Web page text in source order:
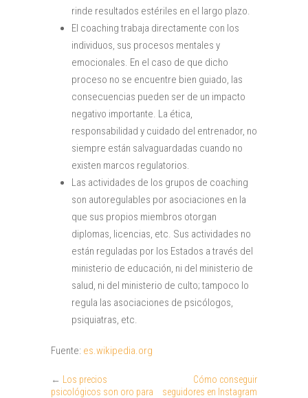
rinde resultados estériles en el largo plazo.
El coaching trabaja directamente con los
individuos, sus procesos mentales y
emocionales. En el caso de que dicho
proceso no se encuentre bien guiado, las
consecuencias pueden ser de un impacto
negativo importante. La ética,
responsabilidad y cuidado del entrenador, no
siempre están salvaguardadas cuando no
existen marcos regulatorios.
Las actividades de los grupos de coaching
son autoregulables por asociaciones en la
que sus propios miembros otorgan
diplomas, licencias, etc. Sus actividades no
están reguladas por los Estados a través del
ministerio de educación, ni del ministerio de
salud, ni del ministerio de culto; tampoco lo
regula las asociaciones de psicólogos,
psiquiatras, etc.
Fuente: es.wikipedia.org
←
Los precios
psicológicos son oro para
Cómo conseguir
seguidores en Instagram